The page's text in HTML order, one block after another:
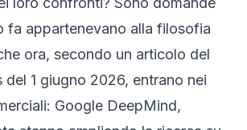
fa appartenevano alla filosofia
ora, secondo un articolo del
del 1 giugno 2026, entrano nei
Google DeepMind,